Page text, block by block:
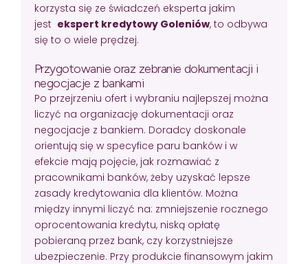
korzysta się ze świadczeń eksperta jakim
jest ekspert kredytowy Goleniów, to odbywa
się to o wiele prędzej.
Przygotowanie oraz zebranie dokumentacji i
negocjacje z bankami
Po przejrzeniu ofert i wybraniu najlepszej można
liczyć na organizację dokumentacji oraz
negocjacje z bankiem. Doradcy doskonale
orientują się w specyfice paru banków i w
efekcie mają pojęcie, jak rozmawiać z
pracownikami banków, żeby uzyskać lepsze
zasady kredytowania dla klientów. Można
między innymi liczyć na: zmniejszenie rocznego
oprocentowania kredytu, niską opłatę
pobieraną przez bank, czy korzystniejsze
ubezpieczenie. Przy produkcie finansowym jakim